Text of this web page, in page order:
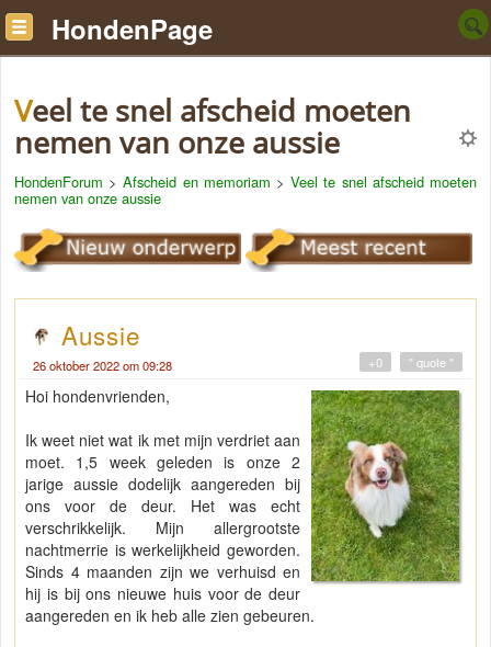
HondenPage
Veel te snel afscheid moeten
nemen van onze aussie
HondenForum >Afscheid en memoriam >Veel te snel afscheid moeten
nemen van onze aussie
Aussie
26 oktober 2022 om 09:28 " quote "
+0
Hoi hondenvrienden,
Ik weet niet wat ik met mijn verdriet aan
moet. 1,5 week geleden is onze 2
jarige aussie dodelijk aangereden bij
ons voor de deur. Het was echt
verschrikkelijk. Mijn allergrootste
nachtmerrie is werkelijkheid geworden.
Sinds 4 maanden zijn we verhuisd en
hij is bij ons nieuwe huis voor de deur
aangereden en ik heb alle zien gebeuren.